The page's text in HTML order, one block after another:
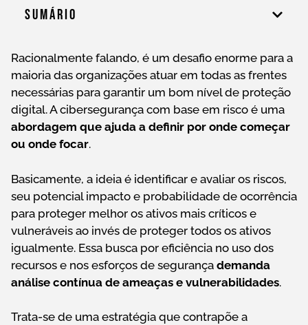
Sumário
Racionalmente falando, é um desafio enorme para a
maioria das organizações atuar em todas as frentes
necessárias para garantir um bom nível de proteção
digital. A cibersegurança com base em risco é uma
abordagem que ajuda a definir por onde começar
ou onde focar.
Basicamente, a ideia é identificar e avaliar os riscos,
seu potencial impacto e probabilidade de ocorrência
para proteger melhor os ativos mais críticos e
vulneráveis ao invés de proteger todos os ativos
igualmente. Essa busca por eficiência no uso dos
recursos e nos esforços de segurança demanda
análise contínua de ameaças e vulnerabilidades.
Trata-se de uma estratégia que contrapõe a